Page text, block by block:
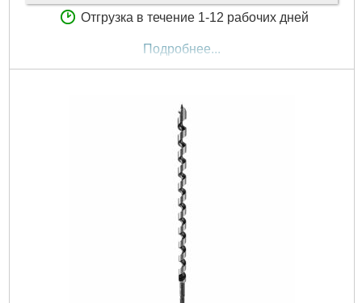
Отгрузка в течение 1-12 рабочих дней
Подробнее...